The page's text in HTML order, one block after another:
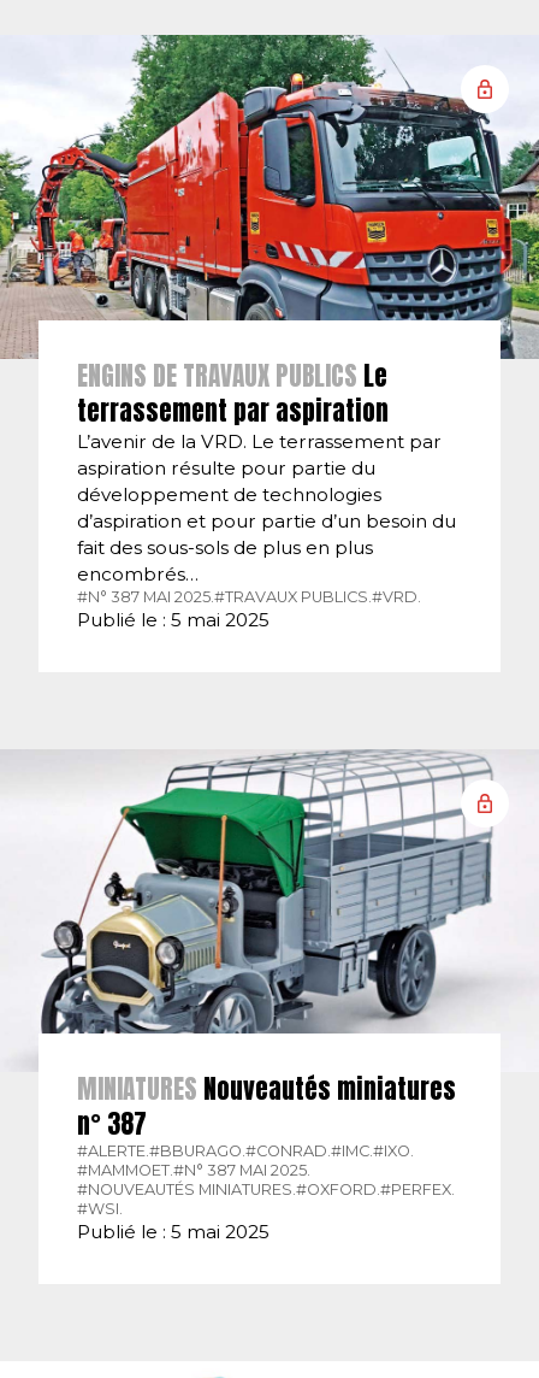
ENGINS DE TRAVAUX PUBLICS Le
terrassement par aspiration
L’avenir de la VRD. Le terrassement par
aspiration résulte pour partie du
développement de technologies
d’aspiration et pour partie d’un besoin du
fait des sous-sols de plus en plus
encombrés…
#N° 387 MAI 2025. #TRAVAUX PUBLICS. #VRD.
Publié le : 5 mai 2025
MINIATURES Nouveautés miniatures
n° 387
#ALERTE.#BBURAGO.#CONRAD.#IMC.#IXO.
#MAMMOET.#N° 387 MAI 2025.
#NOUVEAUTÉS MINIATURES.#OXFORD.#PERFEX.
#WSI.
Publié le : 5 mai 2025